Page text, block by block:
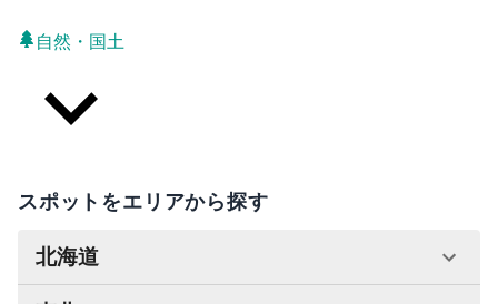
自然・国土
スポットをエリアから探す
北海道